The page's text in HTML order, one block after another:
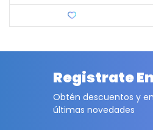
Registrate
Obtén descuentos y
últimas novedades